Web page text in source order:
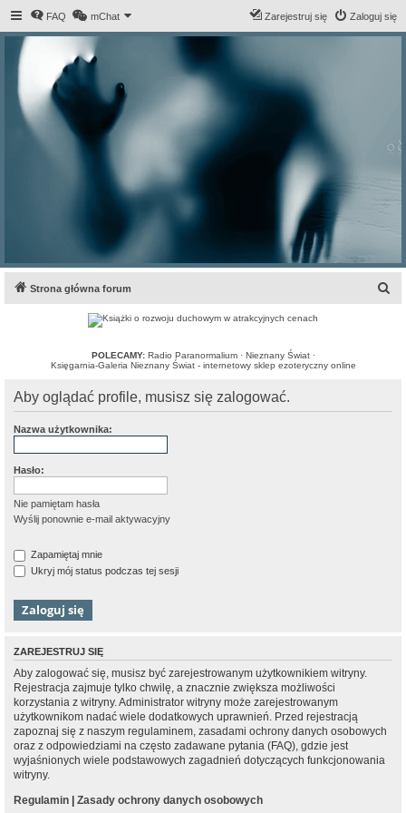
FAQ mChat Zaloguj się
Zarejestruj się
Strona główna forum
POLECAMY: Radio Paranormalium· Nieznany Świat·
Księgarnia-Galeria Nieznany Świat - internetowy sklep ezoteryczny online
Aby oglądać profile, musisz się zalogować.
Nazwa użytkownika:
Hasło:
Nie pamiętam hasła
Wyślij ponownie e-mail aktywacyjny
Zapamiętaj mnie
Ukryj mój status podczas tej sesji
ZAREJESTRUJ SIĘ
Aby zalogować się, musisz być zarejestrowanym użytkownikiem witryny.
Rejestracja zajmuje tylko chwilę, a znacznie zwiększa możliwości
korzystania z witryny. Administrator witryny może zarejestrowanym
użytkownikom nadać wiele dodatkowych uprawnień. Przed rejestracją
zapoznaj się z naszym regulaminem, zasadami ochrony danych osobowych
oraz z odpowiedziami na często zadawane pytania (FAQ), gdzie jest
wyjaśnionych wiele podstawowych zagadnień dotyczących funkcjonowania
witryny.
Regulamin | Zasady ochrony danych osobowych